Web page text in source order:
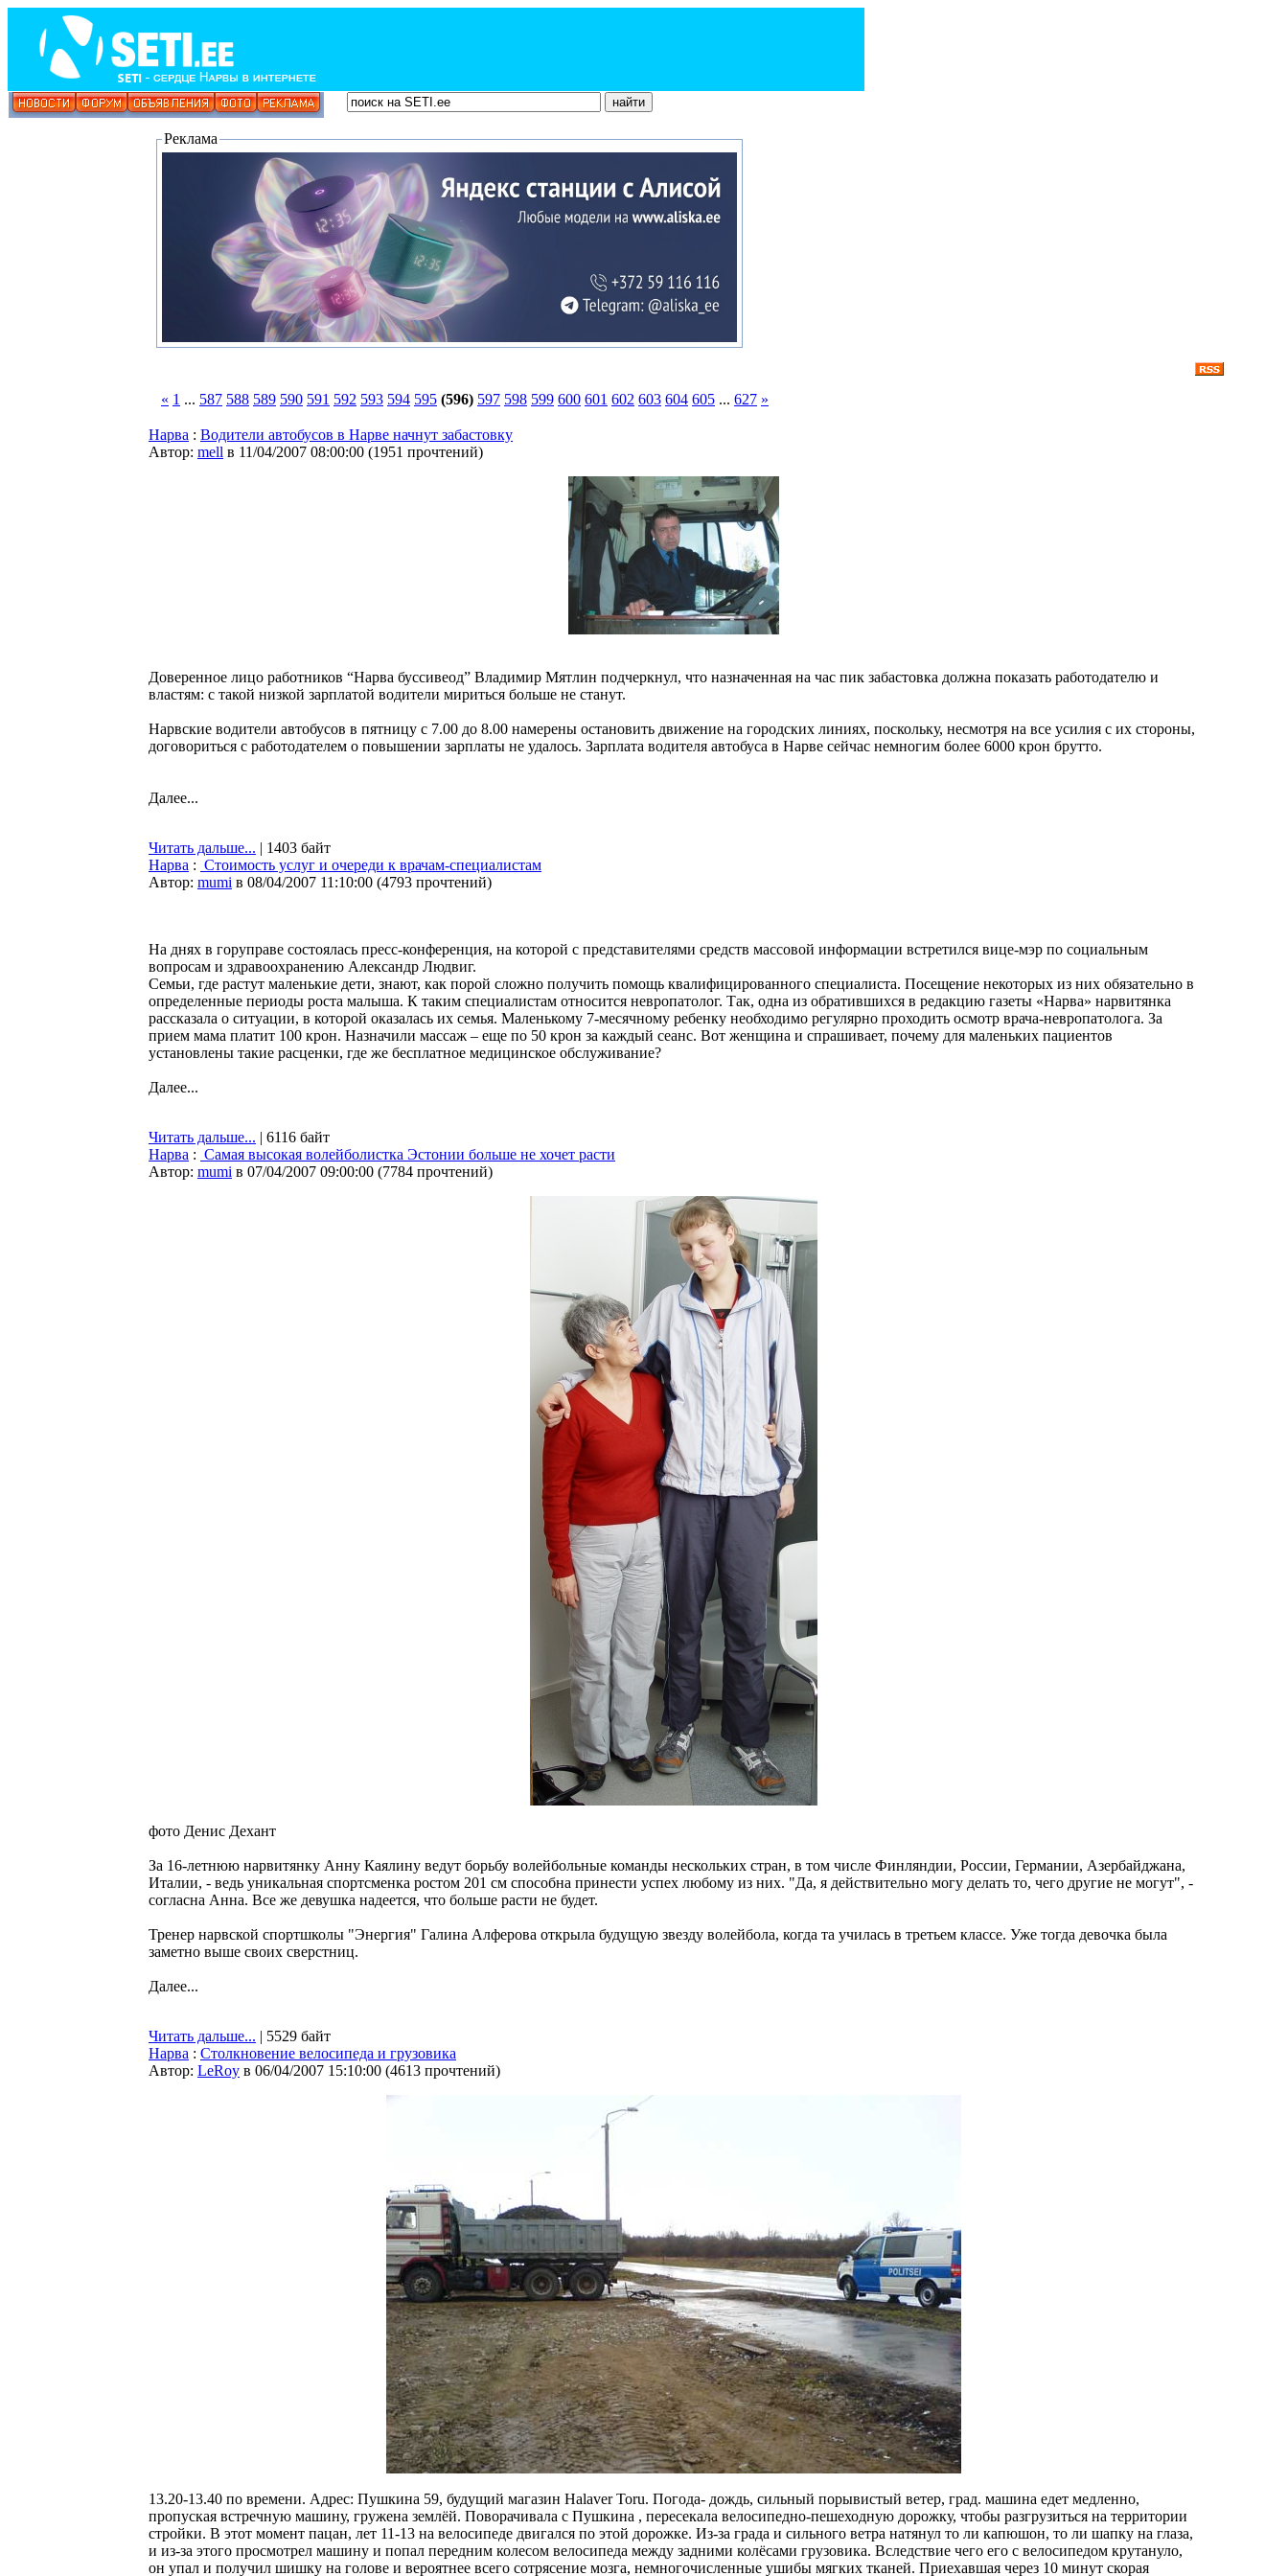
Реклама
« 1 ... 587 588 589 590 591 592 593 594 595 (596) 597 598 599 600 601 602 603 604 605 ... 627 »
Нарва : Водители автобусов в Нарве начнут забастовку
Автор: mell в 11/04/2007 08:00:00 (1951 прочтений)
Доверенное лицо работников “Нарва буссивеод” Владимир Мятлин подчеркнул, что назначенная на час пик забастовка должна показать работодателю и
властям: с такой низкой зарплатой водители мириться больше не станут.
Нарвские водители автобусов в пятницу с 7.00 до 8.00 намерены остановить движение на городских линиях, поскольку, несмотря на все усилия с их стороны,
договориться с работодателем о повышении зарплаты не удалось. Зарплата водителя автобуса в Нарве сейчас немногим более 6000 крон брутто.
Далее...
Читать дальше... | 1403 байт
Нарва : Стоимость услуг и очереди к врачам-специалистам
Автор: mumi в 08/04/2007 11:10:00 (4793 прочтений)
На днях в горуправе состоялась пресс-конференция, на которой с представителями средств массовой информации встретился вице-мэр по социальным
вопросам и здравоохранению Александр Людвиг.
Семьи, где растут маленькие дети, знают, как порой сложно получить помощь квалифицированного специалиста. Посещение некоторых из них обязательно в
определенные периоды роста малыша. К таким специалистам относится невропатолог. Так, одна из обратившихся в редакцию газеты «Нарва» нарвитянка
рассказала о ситуации, в которой оказалась их семья. Маленькому 7-месячному ребенку необходимо регулярно проходить осмотр врача-невропатолога. За
прием мама платит 100 крон. Назначили массаж – еще по 50 крон за каждый сеанс. Вот женщина и спрашивает, почему для маленьких пациентов
установлены такие расценки, где же бесплатное медицинское обслуживание?
Далее...
Читать дальше... | 6116 байт
Нарва : Самая высокая волейболистка Эстонии больше не хочет расти
Автор: mumi в 07/04/2007 09:00:00 (7784 прочтений)
фото Денис Дехант
За 16-летнюю нарвитянку Анну Каялину ведут борьбу волейбольные команды нескольких стран, в том числе Финляндии, России, Германии, Азербайджана,
Италии, - ведь уникальная спортсменка ростом 201 см способна принести успех любому из них. "Да, я действительно могу делать то, чего другие не могут", -
согласна Анна. Все же девушка надеется, что больше расти не будет.
Тренер нарвской спортшколы "Энергия" Галина Алферова открыла будущую звезду волейбола, когда та училась в третьем классе. Уже тогда девочка была
заметно выше своих сверстниц.
Далее...
Читать дальше... | 5529 байт
Нарва : Столкновение велосипеда и грузовика
Автор: LeRoy в 06/04/2007 15:10:00 (4613 прочтений)
13.20-13.40 по времени. Адрес: Пушкина 59, будущий магазин Halaver Toru. Погода- дождь, сильный порывистый ветер, град. машина едет медленно,
пропуская встречную машину, гружена землёй. Поворачивала с Пушкина , пересекала велосипедно-пешеходную дорожку, чтобы разгрузиться на территории
стройки. В этот момент пацан, лет 11-13 на велосипеде двигался по этой дорожке. Из-за града и сильного ветра натянул то ли капюшон, то ли шапку на глаза,
и из-за этого просмотрел машину и попал передним колесом велосипеда между задними колёсами грузовика. Вследствие чего его с велосипедом крутануло,
он упал и получил шишку на голове и вероятнее всего сотрясение мозга, немногочисленные ушибы мягких тканей. Приехавшая через 10 минут скорая